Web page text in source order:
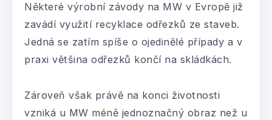
Některé výrobní závody na MW v Evropě již
zavádí využití recyklace odřezků ze staveb.
Jedná se zatím spíše o ojedinělé případy a v
praxi většina odřezků končí na skládkách.
Zároveň však právě na konci životnosti
vzniká u MW méně jednoznačný obraz než u